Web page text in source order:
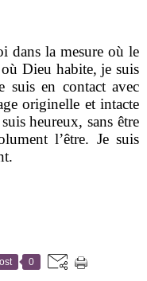
dans la mesure où le
Dieu habite, je suis
suis en contact avec
originelle et intacte
heureux, sans être
l’être. Je suis
0